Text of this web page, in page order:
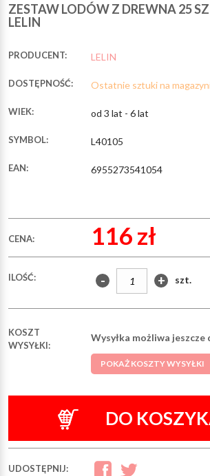
ZESTAW LODÓW Z DREWNA 25
LELIN
PRODUCENT: LELIN
DOSTĘPNOŚĆ: Ostatnie sztuki na
WIEK: od 3 lat - 6 lat
SYMBOL: L40105
EAN: 6955273541054
CENA: 116 zł
ILOŚĆ: - + szt.
KOSZT
WYSYŁKI:
Wysyłka możliwa jeszcze
POKAŻ KOSZTY WYSYŁKI
DO
UDOSTĘPNIJ: